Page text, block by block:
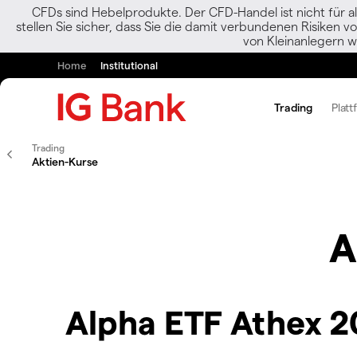
CFDs sind Hebelprodukte. Der CFD-Handel ist nicht für
stellen Sie sicher, dass Sie die damit verbundenen Risiken
von Kleinanlegern
Home Institutional
Trading
Trading
Aktien-Kurse
Alpha ETF Athex